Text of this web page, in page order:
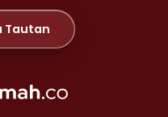
>
Tautan